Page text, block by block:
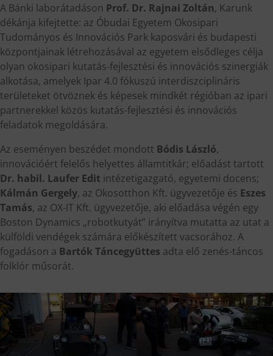
A Bánki laborátadáson Prof. Dr. Rajnai Zoltán, Karunk
dékánja kifejtette: az Óbudai Egyetem Okosipari
Tudományos és Innovációs Park kaposvári és budapesti
központjainak létrehozásával az egyetem elsődleges célja
olyan okosipari kutatás-fejlesztési és innovációs szinergiák
alkotása, amelyek Ipar 4.0 fókuszú interdiszciplináris
területeket ötvöznek és képesek mindkét régióban az ipari
partnerekkel közös kutatás-fejlesztési és innovációs
feladatok megoldására.
Az eseményen beszédet mondott Bódis László,
innovációért felelős helyettes államtitkár; előadást tartott
Dr. habil. Laufer Edit intézetigazgató, egyetemi docens;
Kálmán Gergely, az Okosotthon Kft. ügyvezetője és Eszes
Tamás, az OX-IT Kft. ügyvezetője, aki előadása végén egy
Boston Dynamics „robotkutyát” irányítva mutatta az utat a
külföldi vendégek számára előkészített vacsorához. A
fogadáson a Bartók Táncegyüttes adta elő zenés-táncos
folklór műsorát.